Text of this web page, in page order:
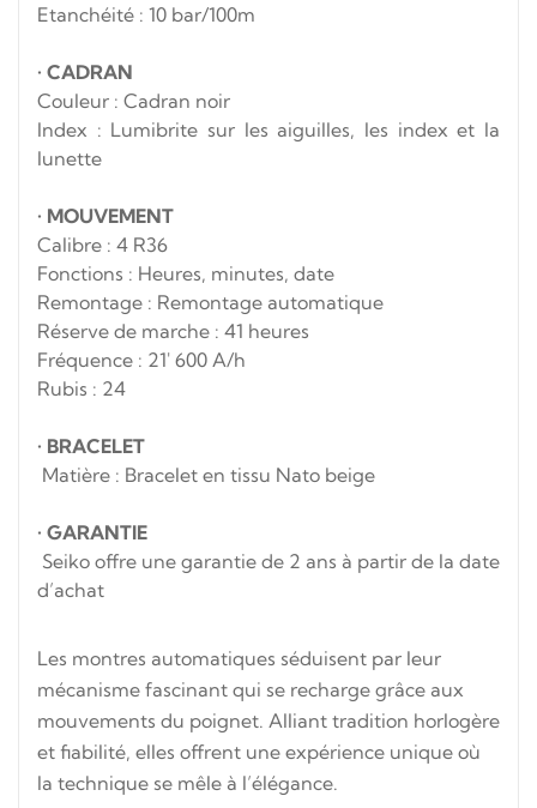
Etanchéité : 10 bar/100m
• CADRAN
Couleur : Cadran noir
Index : Lumibrite sur les aiguilles, les index et la
lunette
• MOUVEMENT
Calibre : 4 R36
Fonctions : Heures, minutes, date
Remontage : Remontage automatique
Réserve de marche : 41 heures
Fréquence : 21′ 600 A/h
Rubis : 24
• BRACELET
Matière : Bracelet en tissu Nato beige
• GARANTIE
Seiko offre une garantie de 2 ans à partir de la date
d’achat
Les montres automatiques séduisent par leur
mécanisme fascinant qui se recharge grâce aux
mouvements du poignet. Alliant tradition horlogère
et fiabilité, elles offrent une expérience unique où
la technique se mêle à l’élégance.